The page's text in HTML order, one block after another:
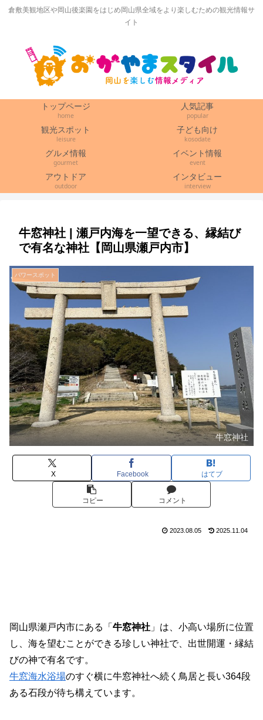
倉敷美観地区や岡山後楽園をはじめ岡山県全域をより楽しむための観光情報サ
イト
トップページ
home
人気記事
popular
観光スポット
leisure
子ども向け
kosodate
グルメ情報
gourmet
イベント情報
event
アウトドア
outdoor
インタビュー
interview
牛窓神社 | 瀬戸内海を一望できる、縁結び
で有名な神社【岡山県瀬戸内市】
パワースポット
牛窓神社
X Facebook はてブ
コピー コメント
2023.08.05 2025.11.04
岡山県瀬戸内市にある「 牛窓神社 」は、小高い場所に位置
し、海を望むことができる珍しい神社で、出世開運・縁結
びの神で有名です。
牛窓海水浴場のすぐ横に牛窓神社へ続く鳥居と長い364段
ある石段が待ち構えています。